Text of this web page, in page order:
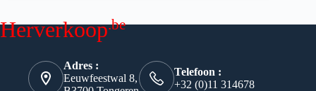
Herverkoop.be
Adres :
Eeuwfeestwal 8,
Telefoon :
+32 (0)11 314678